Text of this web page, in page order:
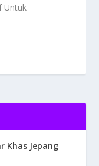
Untuk
Khas Jepang